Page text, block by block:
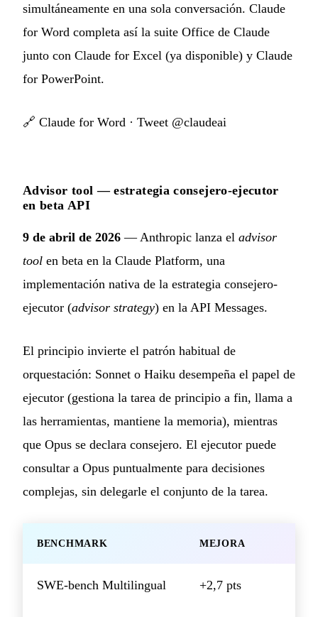
simultáneamente en una sola conversación. Claude
for Word completa así la suite Office de Claude
junto con Claude for Excel (ya disponible) y Claude
for PowerPoint.
🔗 Claude for Word · Tweet @claudeai
Advisor tool — estrategia consejero-ejecutor
en beta API
9 de abril de 2026 — Anthropic lanza el advisor
tool en beta en la Claude Platform, una
implementación nativa de la estrategia consejero-
ejecutor (advisor strategy) en la API Messages.
El principio invierte el patrón habitual de
orquestación: Sonnet o Haiku desempeña el papel de
ejecutor (gestiona la tarea de principio a fin, llama a
las herramientas, mantiene la memoria), mientras
que Opus se declara consejero. El ejecutor puede
consultar a Opus puntualmente para decisiones
complejas, sin delegarle el conjunto de la tarea.
BENCHMARK MEJORA
SWE-bench Multilingual +2,7 pts